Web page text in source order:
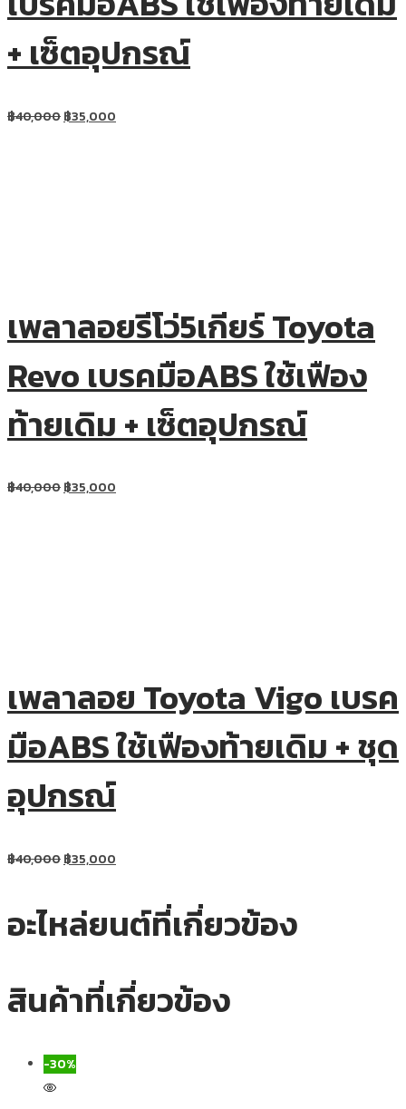
+ เซ็ตอุปกรณ์
฿40,000฿35,000
เพลาลอยรีโว่5เกียร์ Toyota
Revo เบรคมือABS ใช้เฟือง
ท้ายเดิม + เซ็ตอุปกรณ์
฿40,000฿35,000
เพลาลอย Toyota Vigo เบรค
มือABS ใช้เฟืองท้ายเดิม + ชุด
อุปกรณ์
฿40,000฿35,000
อะไหล่ยนต์ที่เกี่ยวข้อง
สินค้าที่เกี่ยวข้อง
-30%